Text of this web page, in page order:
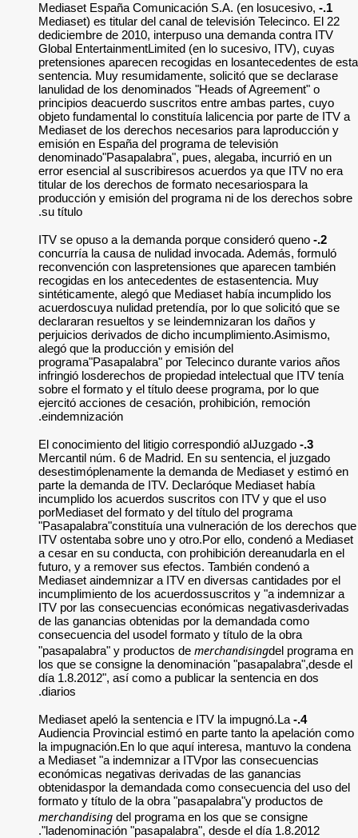
Mediaset España
Mediaset) es titular
dediciembre de
Global
pretensiones
sentencia. Muy
lanulidad de los
principios
objeto
Mediaset de los
emisión en
error esencial al
titular de los
producción y
ITV se opuso a la
concurría la causa
reconvención con
recogidas en los
sintéticamente,
acuerdoscuya
declararan
perjuicios
infringió
sobre el formato y
ejercitó acciones
El conocimiento
Mercantil núm. 6
parte la demanda
incumplido los
porMediaset del
ITV ostentaba
a cesar en su
futuro, y a remover
Mediaset
incumplimiento de
ITV por las
de las ganancias
consecuencia del
"pasapalabra" y
los que se
día 1.8.2012", así
Mediaset apeló la
Audiencia
la impugnación.En
a Mediaset "a
económicas
obtenidaspor la
formato y título de
merchandising
ladenominación